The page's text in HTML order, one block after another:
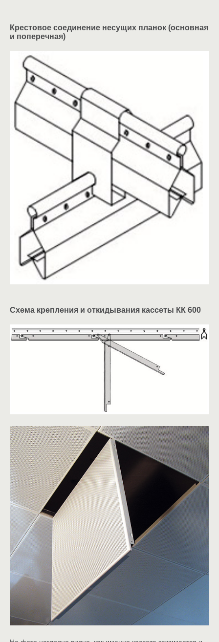
Крестовое соединение несущих планок (основная
и поперечная)
Схема крепления и откидывания кассеты КК 600